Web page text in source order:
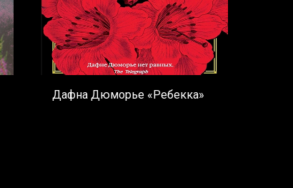
Дафна Дюморье «Ребекка»